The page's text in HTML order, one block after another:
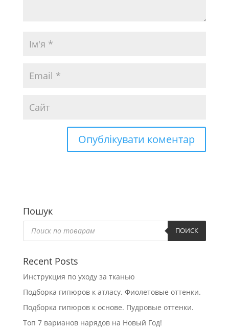
Пошук
Пошук
товарів ПОИСК
Recent Posts
Инструкция по уходу за тканью
Подборка гипюров к атласу. Фиолетовые оттенки.
Подборка гипюров к основе. Пудровые оттенки.
Топ 7 варианов нарядов на Новый Год!